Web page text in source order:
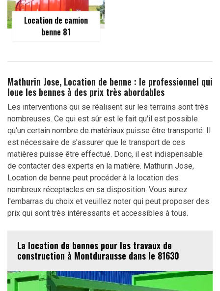
Location de camion
benne 81
Mathurin Jose, Location de benne : le professionnel qui
loue les bennes à des prix très abordables
Les interventions qui se réalisent sur les terrains sont très
nombreuses. Ce qui est sûr est le fait qu'il est possible
qu'un certain nombre de matériaux puisse être transporté. Il
est nécessaire de s'assurer que le transport de ces
matières puisse être effectué. Donc, il est indispensable
de contacter des experts en la matière. Mathurin Jose,
Location de benne peut procéder à la location des
nombreux réceptacles en sa disposition. Vous aurez
l'embarras du choix et veuillez noter qui peut proposer des
prix qui sont très intéressants et accessibles à tous.
La location de bennes pour les travaux de
construction à Montdurausse dans le 81630